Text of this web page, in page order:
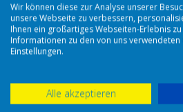
Wir können diese zur Analyse unserer
unsere Webseite zu verbessern,
Ihnen ein großartiges Webseiten-Erlebnis
Informationen zu den von uns verwendeten
Einstellungen.
Alle akzeptieren